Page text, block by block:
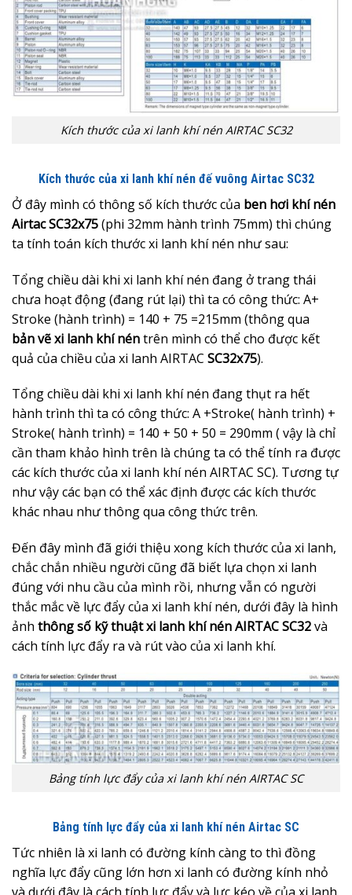
Kích thước của xi lanh khí nén AIRTAC SC32
Kích thước của xi lanh khí nén đế vuông Airtac SC32
Ở đây mình có thông số kích thước của ben hơi khí nén
Airtac SC32x75(phi 32mm hành trình 75mm) thì chúng
ta tính toán kích thước xi lanh khí nén như sau:
Tổng chiều dài khi xi lanh khí nén đang ở trang thái
chưa hoạt động (đang rút lại) thì ta có công thức: A+
Stroke (hành trình) = 140 + 75 =215mm (thông qua
bảnvẽ xi lanh khí néntrên mình có thể cho được kết
quả của chiều của xi lanh AIRTAC SC32x75).
Tổng chiều dài khi xi lanh khí nén đang thụt ra hết
hành trình thì ta có công thức: A +Stroke( hành trình) +
Stroke( hành trình) = 140 + 50 + 50 = 290mm ( vậy là chỉ
cần tham khảo hình trên là chúng ta có thể tính ra được
các kích thước của xi lanh khí nén AIRTAC SC). Tương tự
như vậy các bạn có thể xác định được các kích thước
khác nhau như thông qua công thức trên.
Đến đây mình đã giới thiệu xong kích thước của xi lanh,
chắc chắn nhiều người cũng đã biết lựa chọn xi lanh
đúng với nhu cầu của mình rồi, nhưng vẫn có người
thắc mắc về lực đẩy của xi lanh khí nén, dưới đây là hình
ảnh thông số kỹ thuật xi lanh khí nén AIRTAC SC32và
cách tính lực đẩy ra và rút vào của xi lanh khí.
Bảng tính lực đẩy của xi lanh khí nén AIRTAC SC
Bảng tính lực đẩy của xi lanh khí nén Airtac SC
Tức nhiên là xi lanh có đường kính càng to thì đồng
nghĩa lực đẩy cũng lớn hơn xi lanh có đường kính nhỏ